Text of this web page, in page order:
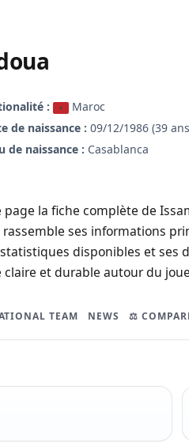
:
Maroc
de naissance : 09/12/1986 (39
de naissance : Casablanca
la fiche complète de
ses informations
disponibles et ses
et durable autour du
TEAM NEWS ⚖️